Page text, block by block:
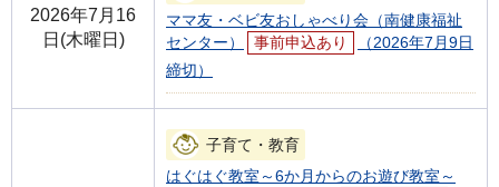
2026年7月16
日(木曜日)
ママ友・ベビ友おしゃべり会（南健康福祉
センター）
事前申込あり
（2026年7月9日
締切）
子育て・教育
はぐはぐ教室～6か月からのお遊び教室～